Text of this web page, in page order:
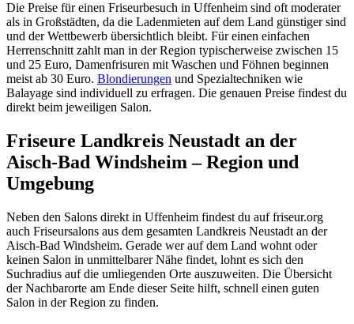
Die Preise für einen Friseurbesuch in Uffenheim sind oft moderater
als in Großstädten, da die Ladenmieten auf dem Land günstiger sind
und der Wettbewerb übersichtlich bleibt. Für einen einfachen
Herrenschnitt zahlt man in der Region typischerweise zwischen 15
und 25 Euro, Damenfrisuren mit Waschen und Föhnen beginnen
meist ab 30 Euro. Blondierungen und Spezialtechniken wie
Balayage sind individuell zu erfragen. Die genauen Preise findest du
direkt beim jeweiligen Salon.
Friseure Landkreis Neustadt an der
Aisch-Bad Windsheim – Region und
Umgebung
Neben den Salons direkt in Uffenheim findest du auf friseur.org
auch Friseursalons aus dem gesamten Landkreis Neustadt an der
Aisch-Bad Windsheim. Gerade wer auf dem Land wohnt oder
keinen Salon in unmittelbarer Nähe findet, lohnt es sich den
Suchradius auf die umliegenden Orte auszuweiten. Die Übersicht
der Nachbarorte am Ende dieser Seite hilft, schnell einen guten
Salon in der Region zu finden.